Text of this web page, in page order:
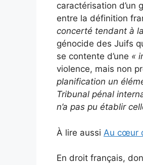
caractérisation d’un
entre la définition
concerté tendant à
génocide des Juifs
se contente d’une «
violence, mais non
planification un
Tribunal pénal
n’a pas pu établir
À lire aussi Au cœur
En droit français,